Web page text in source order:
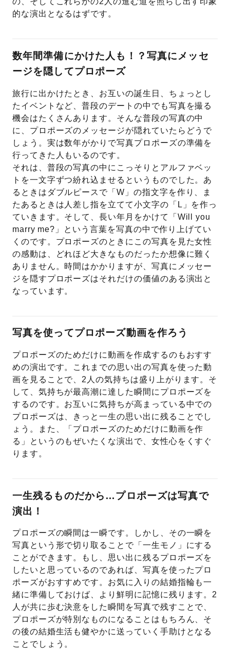
的な演出となるはずです。
数年間準備にかけた人も！？写真にメッセ
ージを隠してプロポーズ
旅行に出かけたとき、お互いの誕生日、ちょっとし
たイベントなど、普段のデートの中でも写真を撮る
機会はたくさんあります。そんな普段の写真の中
に、プロポーズのメッセージが隠れていたらどうで
しょう。実は数年がかりで写真プロポーズの準備を
行ってきた人もいるのです。
それは、普段の写真の中にこっそりとアルファベッ
トを一文字ずつ紛れ込ませるというものでした。あ
るときはダブルピースで「W」の指文字を作り、ま
たあるときは人差し指を立てて小文字の「L」を作っ
ていきます。そして、長い年月をかけて「Will you
marry me?」という言葉を写真の中で作り上げてい
くのです。プロポーズのときにこの写真を見た女性
の感動は、どれほど大きなものだったか想像に難く
ありません。時間はかかりますが、写真にメッセー
ジを隠すプロポーズはそれだけの価値のある演出と
なっています。
写真を使ってプロポーズ動画を作ろう
プロポーズのためだけに動画を作成するのもおすす
めの演出です。これまでの思い出の写真を使った動
画を見ることで、2人の気持ちは盛り上がります。そ
して、気持ちが最高潮に達した瞬間にプロポーズを
するのです。お互いに気持ちが高まっている中での
プロポーズは、きっと一生の思い出に残ることでし
ょう。また、「プロポーズのためだけに動画を作
る」というのもぜいたくな演出で、女性心をくすぐ
ります。
一生残るものだから…プロポーズは写真で
演出！
プロポーズの瞬間は一瞬です。しかし、その一瞬を
写真という形で切り取ることで「一生モノ」にする
ことができます。もし、思い出に残るプロポーズを
したいと思っているのであれば、写真を使ったプロ
ポーズがおすすめです。お気に入りの結婚指輪も一
緒に準備しておけば、より鮮明に記憶に残ります。2
人が共に歩む決意をした瞬間を写真で残すことで、
プロポーズが特別なものになることはもちろん、そ
の後の結婚生活も健やかに送っていく手助けとなる
ことでしょう。